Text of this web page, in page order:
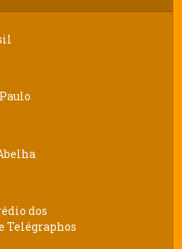
dos
Telégraphos